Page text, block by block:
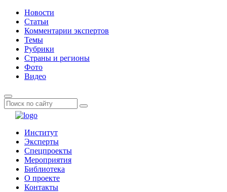
Новости
Статьи
Комментарии экспертов
Темы
Рубрики
Страны и регионы
Фото
Видео
Институт
Эксперты
Спецпроекты
Мероприятия
Библиотека
О проекте
Контакты